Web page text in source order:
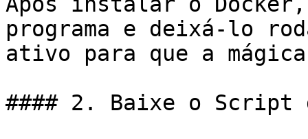
programa e deixá-lo
ativo para que a
#### 2. Baixe o Script